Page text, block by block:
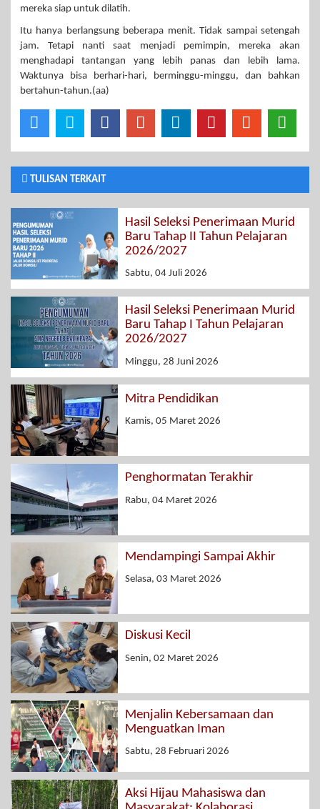
mereka siap untuk dilatih.
Itu hanya berlangsung beberapa menit. Tidak sampai setengah
jam. Tetapi nanti saat menjadi pemimpin, mereka akan
menghadapi tantangan yang lebih panas dan lebih lama.
Waktunya bisa berhari-hari, berminggu-minggu, dan bahkan
bertahun-tahun.(aa)
TULISAN TERKAIT
Hasil Seleksi Penerimaan Murid
Baru Tahap II Tahun Pelajaran
2026/2027
Sabtu, 04 Juli 2026
Hasil Seleksi Penerimaan Murid
Baru Tahap I Tahun Pelajaran
2026/2027
Minggu, 28 Juni 2026
Mitra Pendidikan
Kamis, 05 Maret 2026
Penghormatan Terakhir
Rabu, 04 Maret 2026
Mendampingi Sampai Akhir
Selasa, 03 Maret 2026
Diskusi Kecil
Senin, 02 Maret 2026
Menjalin Kebersamaan dan
Menguatkan Iman
Sabtu, 28 Februari 2026
Aksi Hijau Mahasiswa dan